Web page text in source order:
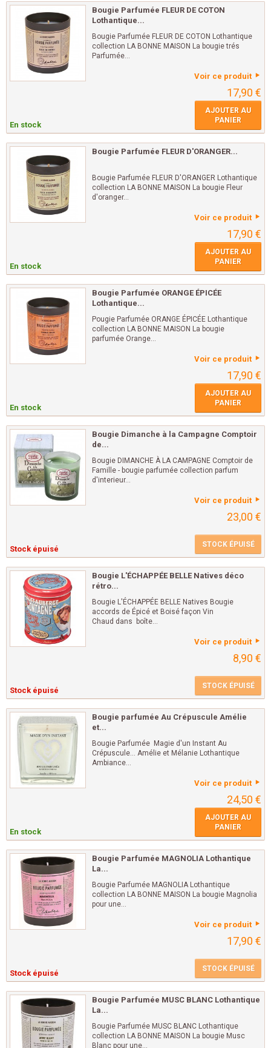
Bougie Parfumée FLEUR DE COTON
Lothantique...
Bougie Parfumée FLEUR DE COTON Lothantique
collection LA BONNE MAISON La bougie trés
Parfumée...
Voir ce produit
17,90 €
En stock
AJOUTER AU
PANIER
Bougie Parfumée FLEUR D'ORANGER...
Bougie Parfumée FLEUR D'ORANGER Lothantique
collection LA BONNE MAISON La bougie Fleur
d'oranger...
Voir ce produit
17,90 €
En stock
AJOUTER AU
PANIER
Bougie Parfumée ORANGE ÉPICÉE
Lothantique...
Pougie Parfumée ORANGE ÉPICÉE Lothantique
collection LA BONNE MAISON La bougie
parfumée Orange...
Voir ce produit
17,90 €
En stock
AJOUTER AU
PANIER
Bougie Dimanche à la Campagne Comptoir
de...
Bougie DIMANCHE À LA CAMPAGNE Comptoir de
Famille - bougie parfumée collection parfum
d'interieur...
Voir ce produit
23,00 €
Stock épuisé STOCK ÉPUISÉ
Bougie L'ÉCHAPPÉE BELLE Natives déco
rétro...
Bougie L'ÉCHAPPÉE BELLE Natives Bougie
accords de Épicé et Boisé façon Vin
Chaud dans boîte...
Voir ce produit
8,90 €
Stock épuisé STOCK ÉPUISÉ
Bougie parfumée Au Crépuscule Amélie
et...
Bougie Parfumée Magie d'un Instant Au
Crépuscule... Amélie et Mélanie Lothantique
Ambiance...
Voir ce produit
24,50 €
En stock
AJOUTER AU
PANIER
Bougie Parfumée MAGNOLIA Lothantique
La...
Bougie Parfumée MAGNOLIA Lothantique
collection LA BONNE MAISON La bougie Magnolia
pour une...
Voir ce produit
17,90 €
Stock épuisé STOCK ÉPUISÉ
Bougie Parfumée MUSC BLANC Lothantique
La...
Bougie Parfumée MUSC BLANC Lothantique
collection LA BONNE MAISON La bougie Musc
Blanc pour une...